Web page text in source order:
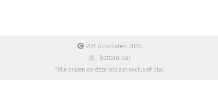
VDT Advocaten 2025
Bottom bar
*Alle prijzen op deze site zijn exclusief btw.